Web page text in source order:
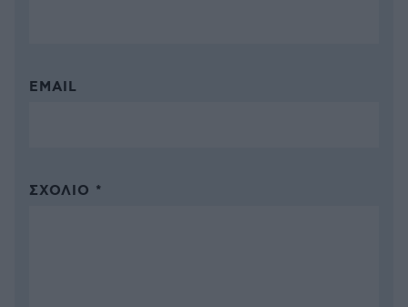
EMAIL
ΣΧΌΛΙΟ *